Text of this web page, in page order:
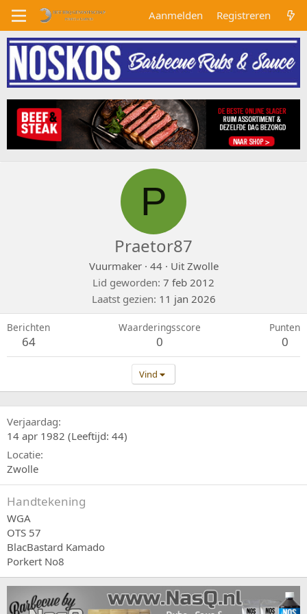
Aanmelden Registreren
P
Praetor87
Vuurmaker · 44 · Uit Zwolle
Lid geworden 7 feb 2012
Laatst gezien 11 jan 2026
Berichten
64
Waarderingsscore
0
Punten
0
Vind
Verjaardag
14 apr 1982 (Leeftijd: 44)
Locatie
Zwolle
Handtekening
WGA
OTS 57
BlacBastard Kamado
Porkert No8